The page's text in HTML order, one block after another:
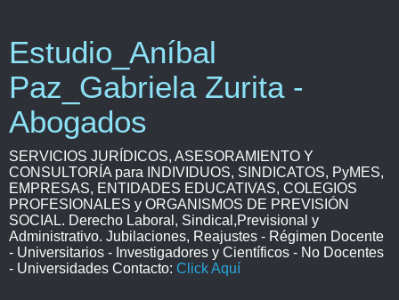
Estudio_Aníbal
Paz_Gabriela Zurita -
Abogados
SERVICIOS JURÍDICOS, ASESORAMIENTO Y
CONSULTORÍA para INDIVIDUOS, SINDICATOS, PyMES,
EMPRESAS, ENTIDADES EDUCATIVAS, COLEGIOS
PROFESIONALES y ORGANISMOS DE PREVISIÓN
SOCIAL. Derecho Laboral, Sindical,Previsional y
Administrativo. Jubilaciones, Reajustes - Régimen Docente
- Universitarios - Investigadores y Científicos - No Docentes
- Universidades Contacto: Click Aquí